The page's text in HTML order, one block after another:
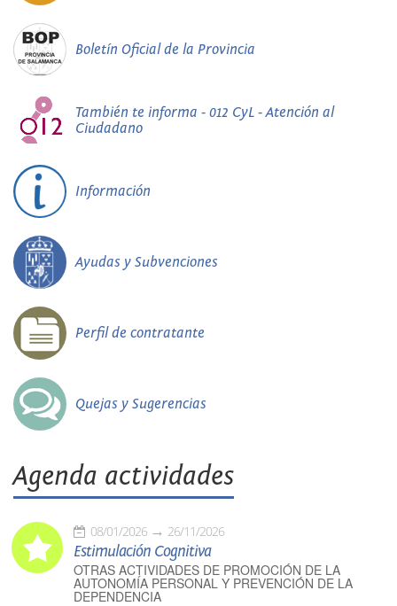
Boletín Oficial de la Provincia
También te informa - 012 CyL - Atención al
Ciudadano
Información
Ayudas y Subvenciones
Perfil de contratante
Quejas y Sugerencias
Agenda actividades
08/01/2026 26/11/2026
Estimulación Cognitiva
OTRAS ACTIVIDADES DE PROMOCIÓN DE LA
AUTONOMÍA PERSONAL Y PREVENCIÓN DE LA
DEPENDENCIA